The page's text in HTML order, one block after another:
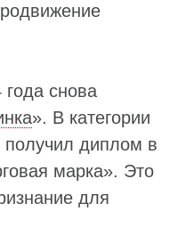
снова
». В категории
диплом в
марка». Это
для